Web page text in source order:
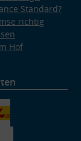
Standard?
richtig
Hof